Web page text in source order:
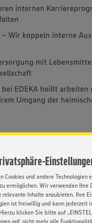
Cookies und andere Technologien
ermöglichen. Wir verwenden Ihre
relevante Inhalte anzubieten. Ihre
ist freiwillig und kann jederzeit
klicken Sie bitte auf
ggf. nicht mehr alle
internen
Wir koppeln interne
mit
EDEKA heißt
Umgang der